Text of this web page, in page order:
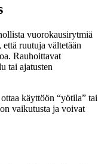
vuorokausirytmiä
ruutuja vältetään
Rauhoittavat
tai ajatusten
käyttöön “yötila” tai
vaikutusta ja voivat